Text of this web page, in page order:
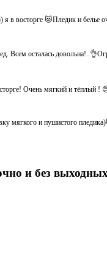
в восторге 😻Пледик и белье
Всем осталась
Очень мягкий и
мягкого и пушистого
и без выходных